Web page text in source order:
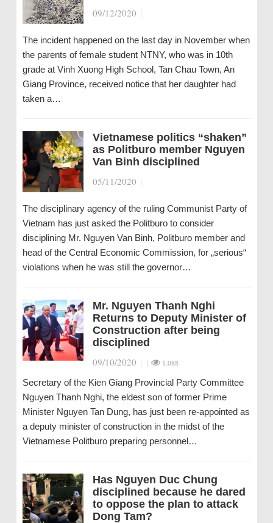
09/12/2020 |
The incident happened on the last day in November when
the parents of female student NTNY, who was in 10th
grade at Vinh Xuong High School, Tan Chau Town, An
Giang Province, received notice that her daughter had
taken a…
Vietnamese politics “shaken”
as Politburo member Nguyen
Van Binh disciplined
05/11/2020 |
The disciplinary agency of the ruling Communist Party of
Vietnam has just asked the Politburo to consider
disciplining Mr. Nguyen Van Binh, Politburo member and
head of the Central Economic Commission, for „serious“
violations when he was still the governor…
Mr. Nguyen Thanh Nghi
Returns to Deputy Minister of
Construction after being
disciplined
09/10/2020 | | 1.088
Secretary of the Kien Giang Provincial Party Committee
Nguyen Thanh Nghi, the eldest son of former Prime
Minister Nguyen Tan Dung, has just been re-appointed as
a deputy minister of construction in the midst of the
Vietnamese Politburo preparing personnel…
Has Nguyen Duc Chung
disciplined because he dared
to oppose the plan to attack
Dong Tam?